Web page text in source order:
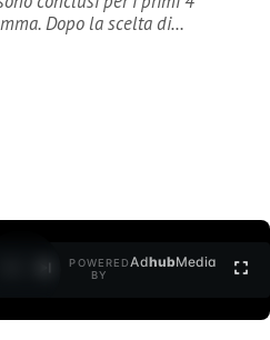
Dopo la scelta di…
POWERED
BY
AdhubMedia